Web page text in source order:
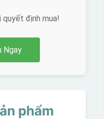
định mua!
Ngay
phẩm